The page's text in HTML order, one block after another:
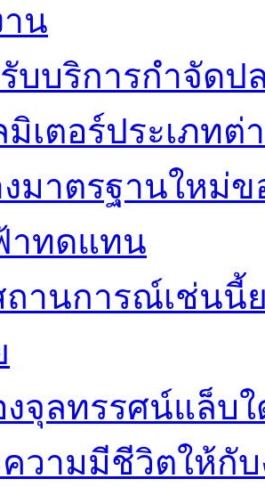
น
รับบริการกำจัด
เตอร์ประเภทต่
มาตรฐานใหม่ข
าทดแทน
ถานการณ์เช่นนี้
งจุลทรรศน์แล็บ
วามมีชีวิตให้กับ